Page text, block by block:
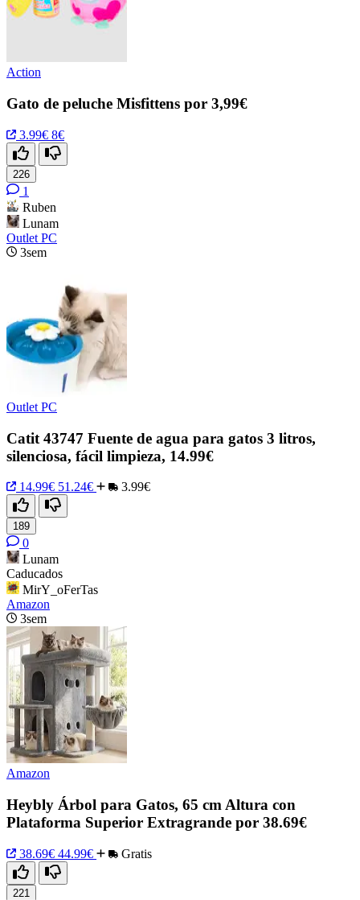
Action
Gato de peluche Misfittens por 3,99€
3.99€ 8€
226
1
Ruben
Lunam
Outlet PC
3sem
Outlet PC
Catit 43747 Fuente de agua para gatos 3 litros,
silenciosa, fácil limpieza, 14.99€
14.99€ 51.24€ 3.99€
189
0
Lunam
Caducados
MirY_oFerTas
Amazon
3sem
Amazon
Heybly Árbol para Gatos, 65 cm Altura con
Plataforma Superior Extragrande por 38.69€
38.69€ 44.99€ Gratis
221